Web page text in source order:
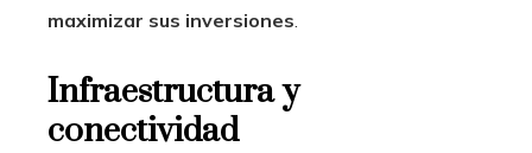
maximizar sus inversiones
Infraestructura y
conectividad